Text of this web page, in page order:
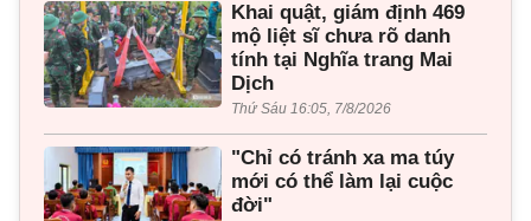
Khai quật, giám định 469
mộ liệt sĩ chưa rõ danh
tính tại Nghĩa trang Mai
Dịch
Thứ Sáu 16:05, 7/8/2026
"Chỉ có tránh xa ma túy
mới có thể làm lại cuộc
đời"